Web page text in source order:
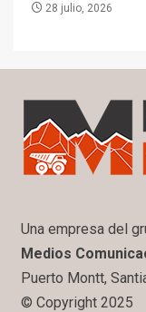
28 julio, 2026
Una empresa del
Medios
Puerto Montt,
© Copyright 2025